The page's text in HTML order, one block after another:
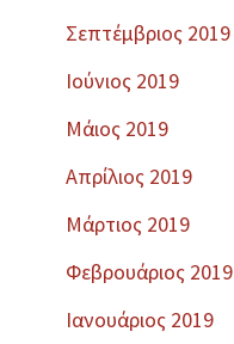
Σεπτέμβριος 2019
Ιούνιος 2019
Μάιος 2019
Απρίλιος 2019
Μάρτιος 2019
Φεβρουάριος 2019
Ιανουάριος 2019